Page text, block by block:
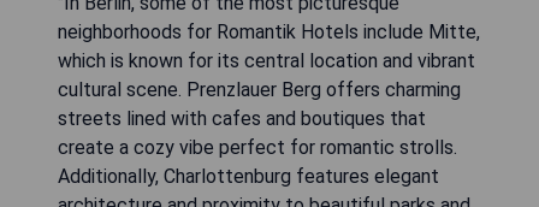
neighborhoods for Romantik Hotels include Mitte,
which is known for its central location and vibrant
cultural scene. Prenzlauer Berg offers charming
streets lined with cafes and boutiques that
create a cozy vibe perfect for romantic strolls.
Additionally, Charlottenburg features elegant